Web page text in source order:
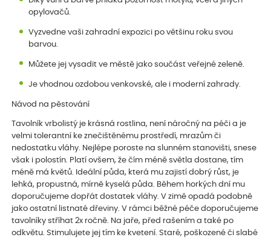
opylovačů.
Vyzvedne vaši zahradní expozici po většinu roku svou
barvou.
Můžete jej vysadit ve městě jako součást veřejné zeleně.
Je vhodnou ozdobou venkovské, ale i moderní zahrady.
Návod na pěstování
Tavolník vrbolistý je krásná rostlina, není náročný na péči a je
velmi tolerantní ke znečištěnému prostředí, mrazům či
nedostatku vláhy. Nejlépe poroste na slunném stanovišti, snese
však i polostín. Platí ovšem, že čím méně světla dostane, tím
méně má květů. Ideální půda, která mu zajistí dobrý růst, je
lehká, propustná, mírně kyselá půda. Během horkých dní mu
doporučujeme dopřát dostatek vláhy. V zimě opadá podobně
jako ostatní listnaté dřeviny. V rámci běžné péče doporučujeme
tavolníky stříhat 2x ročně. Na jaře, před rašením a také po
odkvětu. Stimulujete jej tím ke kvetení. Staré, poškozené či slabé